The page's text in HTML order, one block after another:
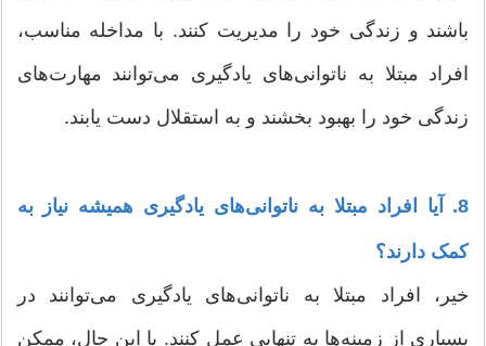
باشند و زندگی خود را مدیریت کنند. با مداخله مناسب،
افراد مبتلا به ناتوانی‌های یادگیری می‌توانند مهارت‌های
زندگی خود را بهبود بخشند و به استقلال دست یابند.
8. آیا افراد مبتلا به ناتوانی‌های یادگیری همیشه نیاز به
کمک دارند؟
خیر، افراد مبتلا به ناتوانی‌های یادگیری می‌توانند در
بسیاری از زمینه‌ها به تنهایی عمل کنند. با این حال، ممکن